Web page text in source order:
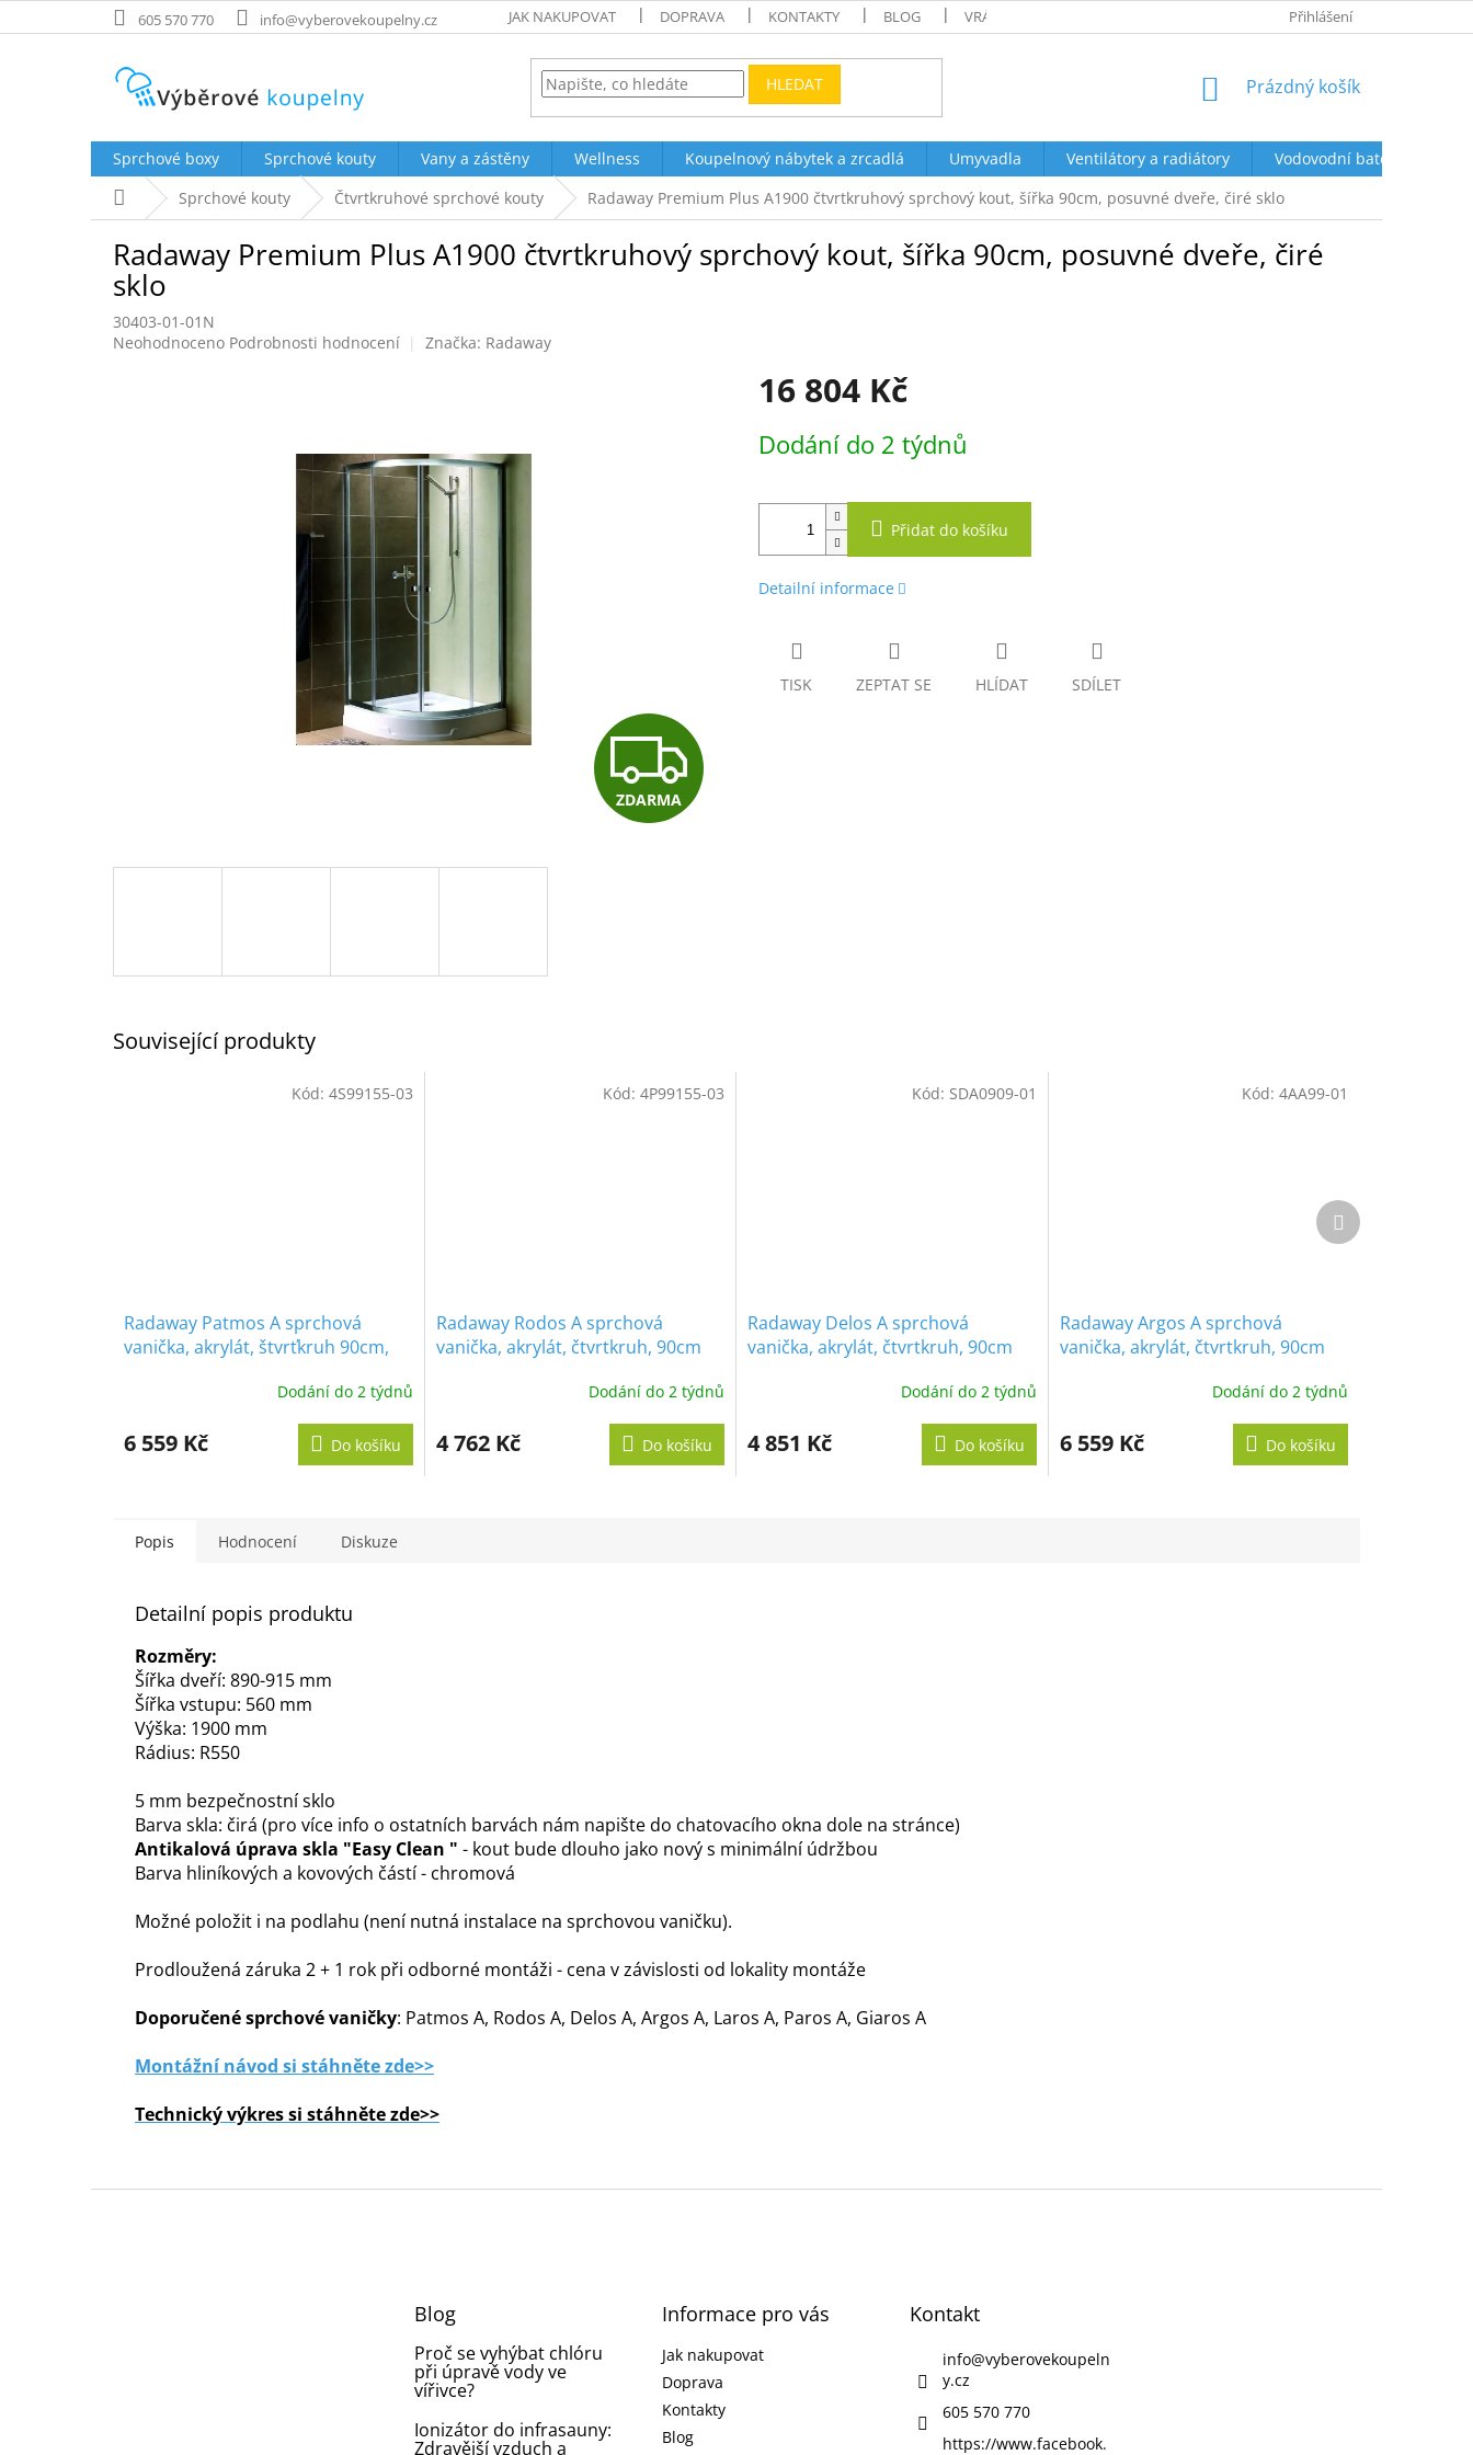
na
605 570 770 info@vyberovekoupelny.cz JAK NAKUPOVAT DOPRAVA KONTAKTY BLOG VRÁCENÍ A REKLAMACE OBCHODNÍ PODMÍNKYPřihlášení
HLEDAT
NÁKUPNÍ
Prázdný košík
Sprchové boxy Sprchové kouty Vany a zástěny Wellness Koupelnový nábytek a zrcadlá Umyvadla Ventilátory a radiátory
Vodovodní baterie a
Domů Sprchové kouty Čtvrtkruhové sprchové kouty Radaway Premium Plus A1900 čtvrtkruhový sprchový kout, šířka 90cm, posuvné dveře, čiré sklo
Radaway Premium Plus A1900 čtvrtkruhový sprchový kout, šířka 90cm, posuvné dveře, čiré
sklo
30403-01-01N
Průměrné
Neohodnoceno Podrobnosti hodnocení Značka: Radaway
Z
D
M
ZDARMA
16 804 Kč
cena:
Dodání do 2 týdnů
Přidat do košíku
Detailní informace
TISK ZEPTAT SE HLÍDAT SDÍLET
Související produkty
Radaway Patmos A sprchová
vanička, akrylát, štvrťkruh 90cm,
Dodání do 2 týdnů
6 559 Kč Do košíku
Kód: 4S99155-03
Radaway Rodos A sprchová
vanička, akrylát, čtvrtkruh, 90cm
Dodání do 2 týdnů
4 762 Kč Do košíku
Kód: 4P99155-03
Radaway Delos A sprchová
vanička, akrylát, čtvrtkruh, 90cm
Dodání do 2 týdnů
4 851 Kč Do košíku
Kód: SDA0909-01
Radaway Argos A sprchová
vanička, akrylát, čtvrtkruh, 90cm
Dodání do 2 týdnů
6 559 Kč Do košíku
Kód: 4AA99-01
Další
produkt
Popis Hodnocení Diskuze
Detailní popis produktu
Rozměry:
Šířka dveří: 890-915 mm
Šířka vstupu: 560 mm
Výška: 1900 mm
Rádius: R550
5 mm bezpečnostní sklo
Barva skla: čirá (pro více info o ostatních barvách nám napište do chatovacího okna dole na stránce)
Antikalová úprava skla "Easy Clean " - kout bude dlouho jako nový s minimální údržbou
Barva hliníkových a kovových částí - chromová
Možné položit i na podlahu (není nutná instalace na sprchovou vaničku).
Prodloužená záruka 2 + 1 rok při odborné montáži - cena v závislosti od lokality montáže
Doporučené sprchové vaničky: Patmos A, Rodos A, Delos A, Argos A, Laros A, Paros A, Giaros A
Montážní návod si stáhněte zde>>
Technický výkres si stáhněte zde>>
Blog
Proč se vyhýbat chlóru
při úpravě vody ve
vířivce?
Ionizátor do infrasauny:
Zdravější vzduch a
Informace pro vás
Jak nakupovat
Doprava
Kontakty
Blog
Kontakt
info@vyberovekoupeln
y.cz
605 570 770
https://www.facebook.